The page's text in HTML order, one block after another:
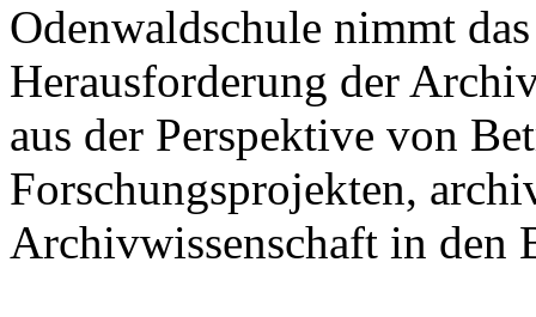
Odenwaldschule nimmt
Herausforderung der
aus der Perspektive von
Forschungsprojekten,
Archivwissenschaft in den